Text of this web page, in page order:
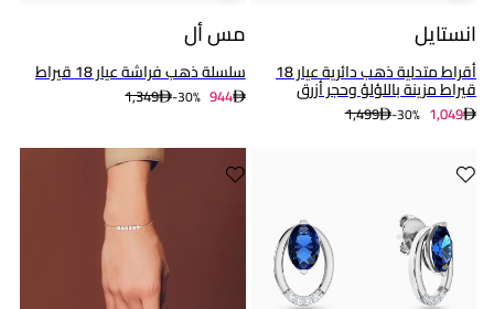
انستايل
أقراط متدلية ذهب دائرية عيار 18
قيراط مزينة باللؤلؤ وحجر أزرق
1,499 30%- 1,049
مس أل
سلسلة ذهب فراشة عيار 18 قيراط
1,349 30%- 944